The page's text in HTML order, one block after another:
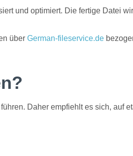
und optimiert. Die fertige Datei
über German-fileservice.de
Daher empfiehlt es sich, auf